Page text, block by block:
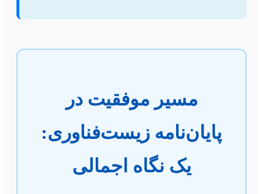
مسیر موفقیت در
پایان‌نامه زیست‌فناوری:
یک نگاه اجمالی